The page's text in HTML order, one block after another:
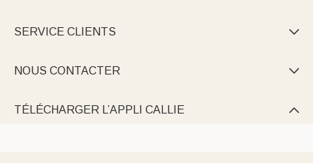
SERVICE CLIENTS 
NOUS CONTACTER 
TÉLÉCHARGER L’APPLI CALLIE 